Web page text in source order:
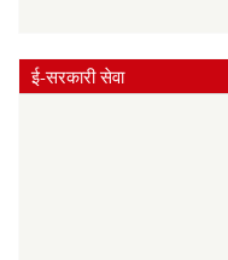
ई-सरकारी सेवा